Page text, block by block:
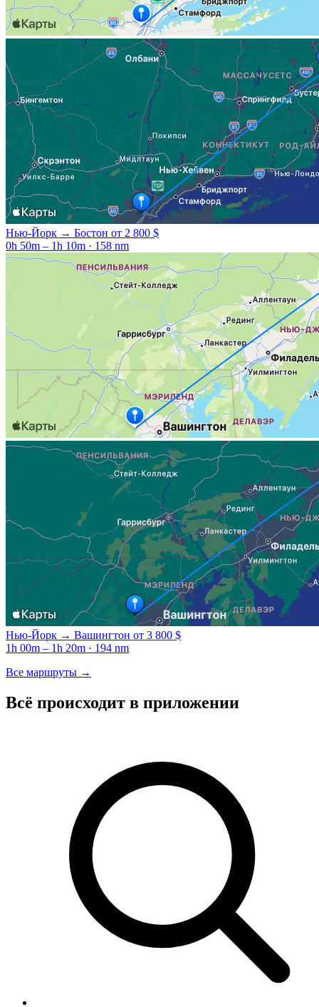
Нью-Йорк → Бостон от 2 800 $
0h 50m – 1h 10m · 158 nm
Нью-Йорк → Вашингтон от 3 800 $
1h 00m – 1h 20m · 194 nm
Все маршруты →
Всё происходит в приложении